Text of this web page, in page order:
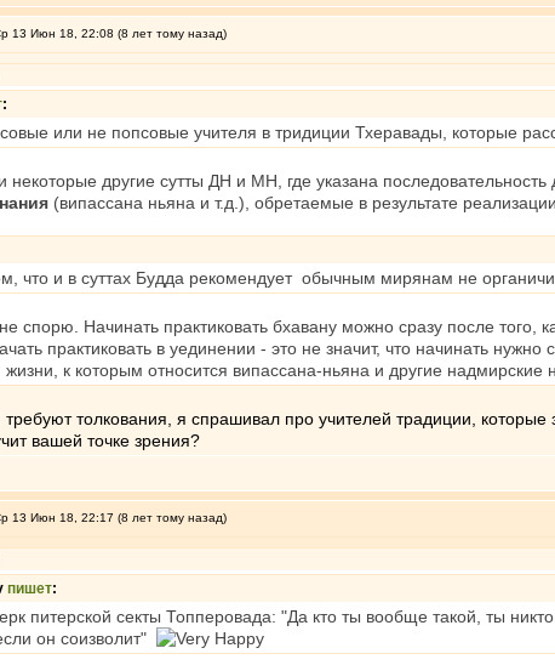
13 Июн 18, 22:08 (8 лет тому назад)
:
или не попсовые учителя в тридиции Тхеравады, которые
другие сутты ДН и МН, где указана
(випассана ньяна и т.д.), обретаемые в результате
что и в суттах Будда рекомендует обычным мирянам не
спорю. Начинать практиковать бхавану можно сразу после
практиковать в уединении - это не значит, что начинать
к которым относится випассана-ньяна и другие надмирские
толкования, я спрашивал про учителей традиции,
вашей точке зрения?
13 Июн 18, 22:17 (8 лет тому назад)
пишет:
питерской секты Топперовада: "Да кто ты вообще такой, ты
он соизволит"